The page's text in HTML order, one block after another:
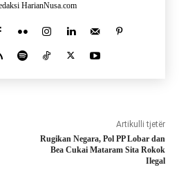
HarianNusa.com
Artikulli tjetër
Rugikan Negara, Pol PP Lobar dan
Bea Cukai Mataram Sita Rokok
Ilegal